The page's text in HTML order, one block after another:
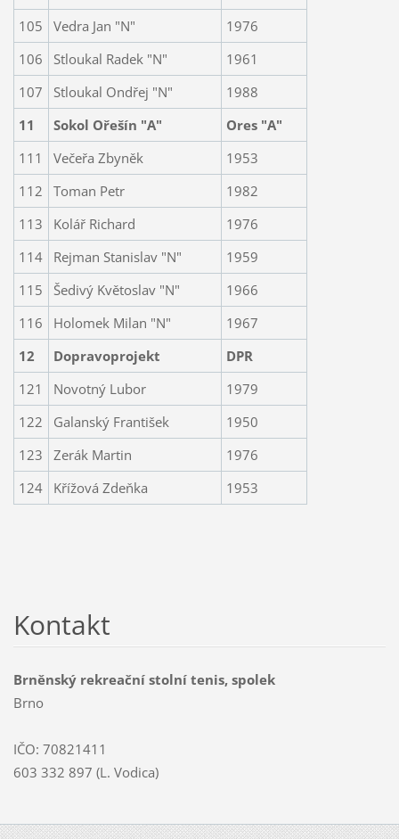
105
Vedra Jan "N"
1976
106
Stloukal Radek "N"
1961
107
Stloukal Ondřej "N"
1988
11
Sokol Ořešín "A"
Ores "A"
111
Večeřa Zbyněk
1953
112
Toman Petr
1982
113
Kolář Richard
1976
114
Rejman Stanislav "N"
1959
115
Šedivý Květoslav "N"
1966
116
Holomek Milan "N"
1967
12
Dopravoprojekt
DPR
121
Novotný Lubor
1979
122
Galanský František
1950
123
Zerák Martin
1976
124
Křížová Zdeňka 1953
Kontakt
Brněnský rekreační stolní tenis, spolek
Brno
IČO: 70821411
603 332 897 (L. Vodica)